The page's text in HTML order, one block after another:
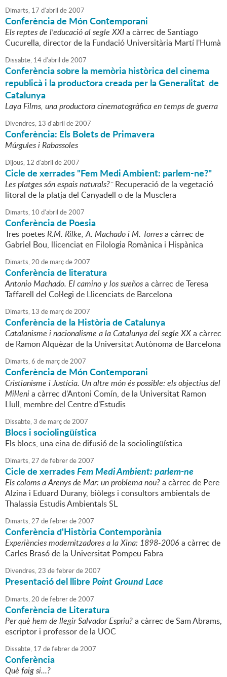
Dimarts, 17 d'abril de2007
Conferència de Món Contemporani
Els reptes de l'educació al segle XXIa càrrec de Santiago
Cucurella, director de la Fundació Universitària Martí l'Humà
Dissabte, 14d'abril de2007
Conferència sobre la memòria històrica del cinema
republicà i la productora creada per la Generalitat de
Catalunya
Laya Films, una productora cinematogràfica en temps de guerra
Divendres, 13 d'abril de2007
Conferència: Els Bolets de Primavera
Múrgules i Rabassoles
Dijous, 12 d'abril de2007
Cicle de xerrades "Fem Medi Ambient: parlem-ne?"
Les platges són espais naturals?¨Recuperació de la vegetació
litoral de la platja del Canyadell o de la Musclera
Dimarts, 10 d'abril de2007
Conferència de Poesia
Tres poetesR.M. Rilke, A. Machado i M. Torresa càrrec de
Gabriel Bou, llicenciat en Filologia Romànica i Hispànica
Dimarts,20 de marçde2007
Conferència de literatura
Antonio Machado. El camino y los sueñosa càrrec de Teresa
Taffarell del Col·legi de Llicenciats de Barcelona
Dimarts, 13 de marçde2007
Conferència de la Història de Catalunya
Catalanisme i nacionalisme a la Catalunya del segle XXa càrrec
de Ramon Alquèzar de la Universitat Autònoma de Barcelona
Dimarts,6 de marçde2007
Conferència de Món Contemporani
Cristianisme i Justícia. Un altre món és possible: els objectius del
Mil·lenia càrrec d'Antoni Comín, de la Universitat Ramon
Llull, membre del Centre d'Estudis
Dissabte,3 de marçde2007
Blocs i sociolingüística
Els blocs, una eina de difusió de la sociolingüística
Dimarts,27 defebrerde2007
Cicle de xerradesFem Medi Ambient: parlem-ne
Els coloms a Arenys de Mar: un problema nou?a càrrec de Pere
Alzina i Eduard Durany, biòlegs i consultors ambientals de
Thalassia Estudis Ambientals SL
Dimarts,27 defebrerde2007
Conferència d'Història Contemporània
Experiències modernitzadores a la Xina: 1898-2006 a càrrec de
Carles Brasó de la Universitat Pompeu Fabra
Divendres,23 defebrerde2007
Presentació del llibrePoint Ground Lace
Dimarts,20 defebrerde2007
Conferència de Literatura
Per què hem de llegir Salvador Espriu?a càrrec de Sam Abrams,
escriptor i professor de la UOC
Dissabte, 17 defebrerde2007
Conferència
Què faig si...?